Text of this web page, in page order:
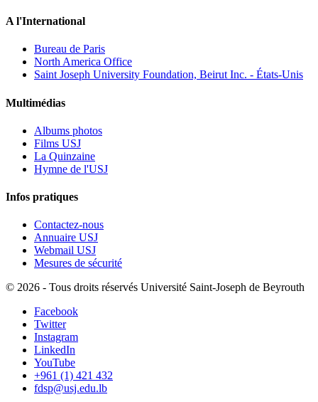
A l'International
Bureau de Paris
North America Office
Saint Joseph University Foundation, Beirut Inc. - États-Unis
Multimédias
Albums photos
Films USJ
La Quinzaine
Hymne de l'USJ
Infos pratiques
Contactez-nous
Annuaire USJ
Webmail USJ
Mesures de sécurité
© 2026 - Tous droits réservés Université Saint-Joseph de Beyrouth
Facebook
Twitter
Instagram
LinkedIn
YouTube
+961 (1) 421 432
fdsp@usj.edu.lb